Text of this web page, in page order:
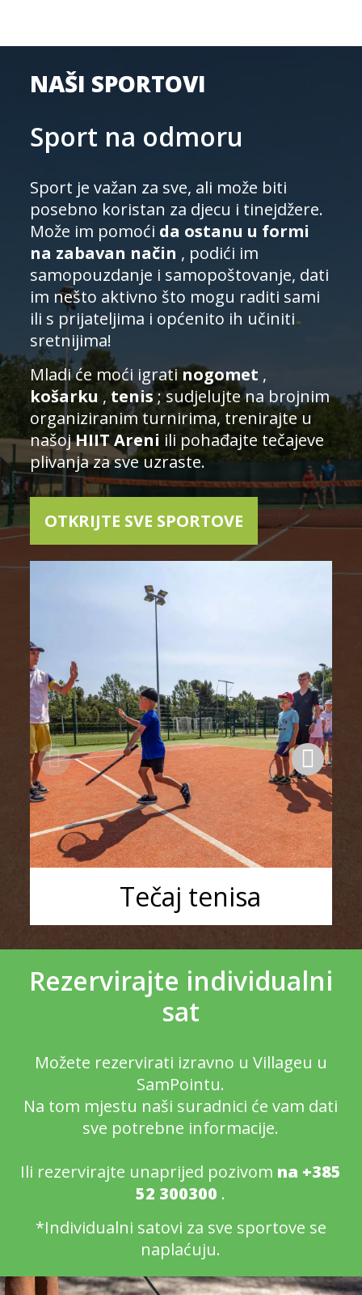
NAŠI SPORTOVI
Sport na odmoru
Sport je važan za sve, ali može biti
posebno koristan za djecu i tinejdžere.
Može im pomoći da ostanu u formi
na zabavan način , podići im
samopouzdanje i samopoštovanje, dati
im nešto aktivno što mogu raditi sami
ili s prijateljima i općenito ih učiniti
sretnijima!
Mladi će moći igratinogomet ,
košarku , tenis; sudjelujte na brojnim
organiziranim turnirima, trenirajte u
našojHIIT Areni ili pohađajte tečajeve
plivanja za sve uzraste.
OTKRIJTE SVE SPORTOVE
Tečaj tenisa
Rezervirajte individualni
sat
Možete rezervirati izravno u Villageu u
SamPointu.
Na tom mjestu naši suradnici će vam dati
sve potrebne informacije.
Ili rezervirajte unaprijed pozivom na +385
52 300300 .
*Individualni satovi za sve sportove se
naplaćuju.